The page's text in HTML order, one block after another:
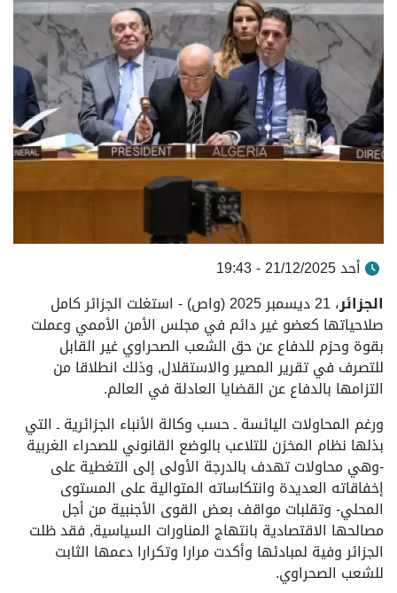
أحد 21/12/2025 - 19:43
الجزائر
، 21 ديسمبر 2025 (واص) - استغلت الجزائر كامل
صلاحياتها كعضو غير دائم في مجلس الأمن الأممي وعملت
بقوة وحزم للدفاع عن حق الشعب الصحراوي غير القابل
للتصرف في تقرير المصير والاستقلال, وذلك انطلاقا من
التزامها بالدفاع عن القضايا العادلة في العالم.
ورغم المحاولات اليائسة ـ حسب وكالة الأنباء الجزائرية ـ التي
بذلها نظام المخزن للتلاعب بالوضع القانوني للصحراء الغربية
-وهي محاولات تهدف بالدرجة الأولى إلى التغطية على
إخفاقاته العديدة وانتكاساته المتوالية على المستوى
المحلي- وتقلبات مواقف بعض القوى الأجنبية من أجل
مصالحها الاقتصادية بانتهاج المناورات السياسية, فقد ظلت
الجزائر وفية لمبادئها وأكدت مرارا وتكرارا دعمها الثابت
للشعب الصحراوي.